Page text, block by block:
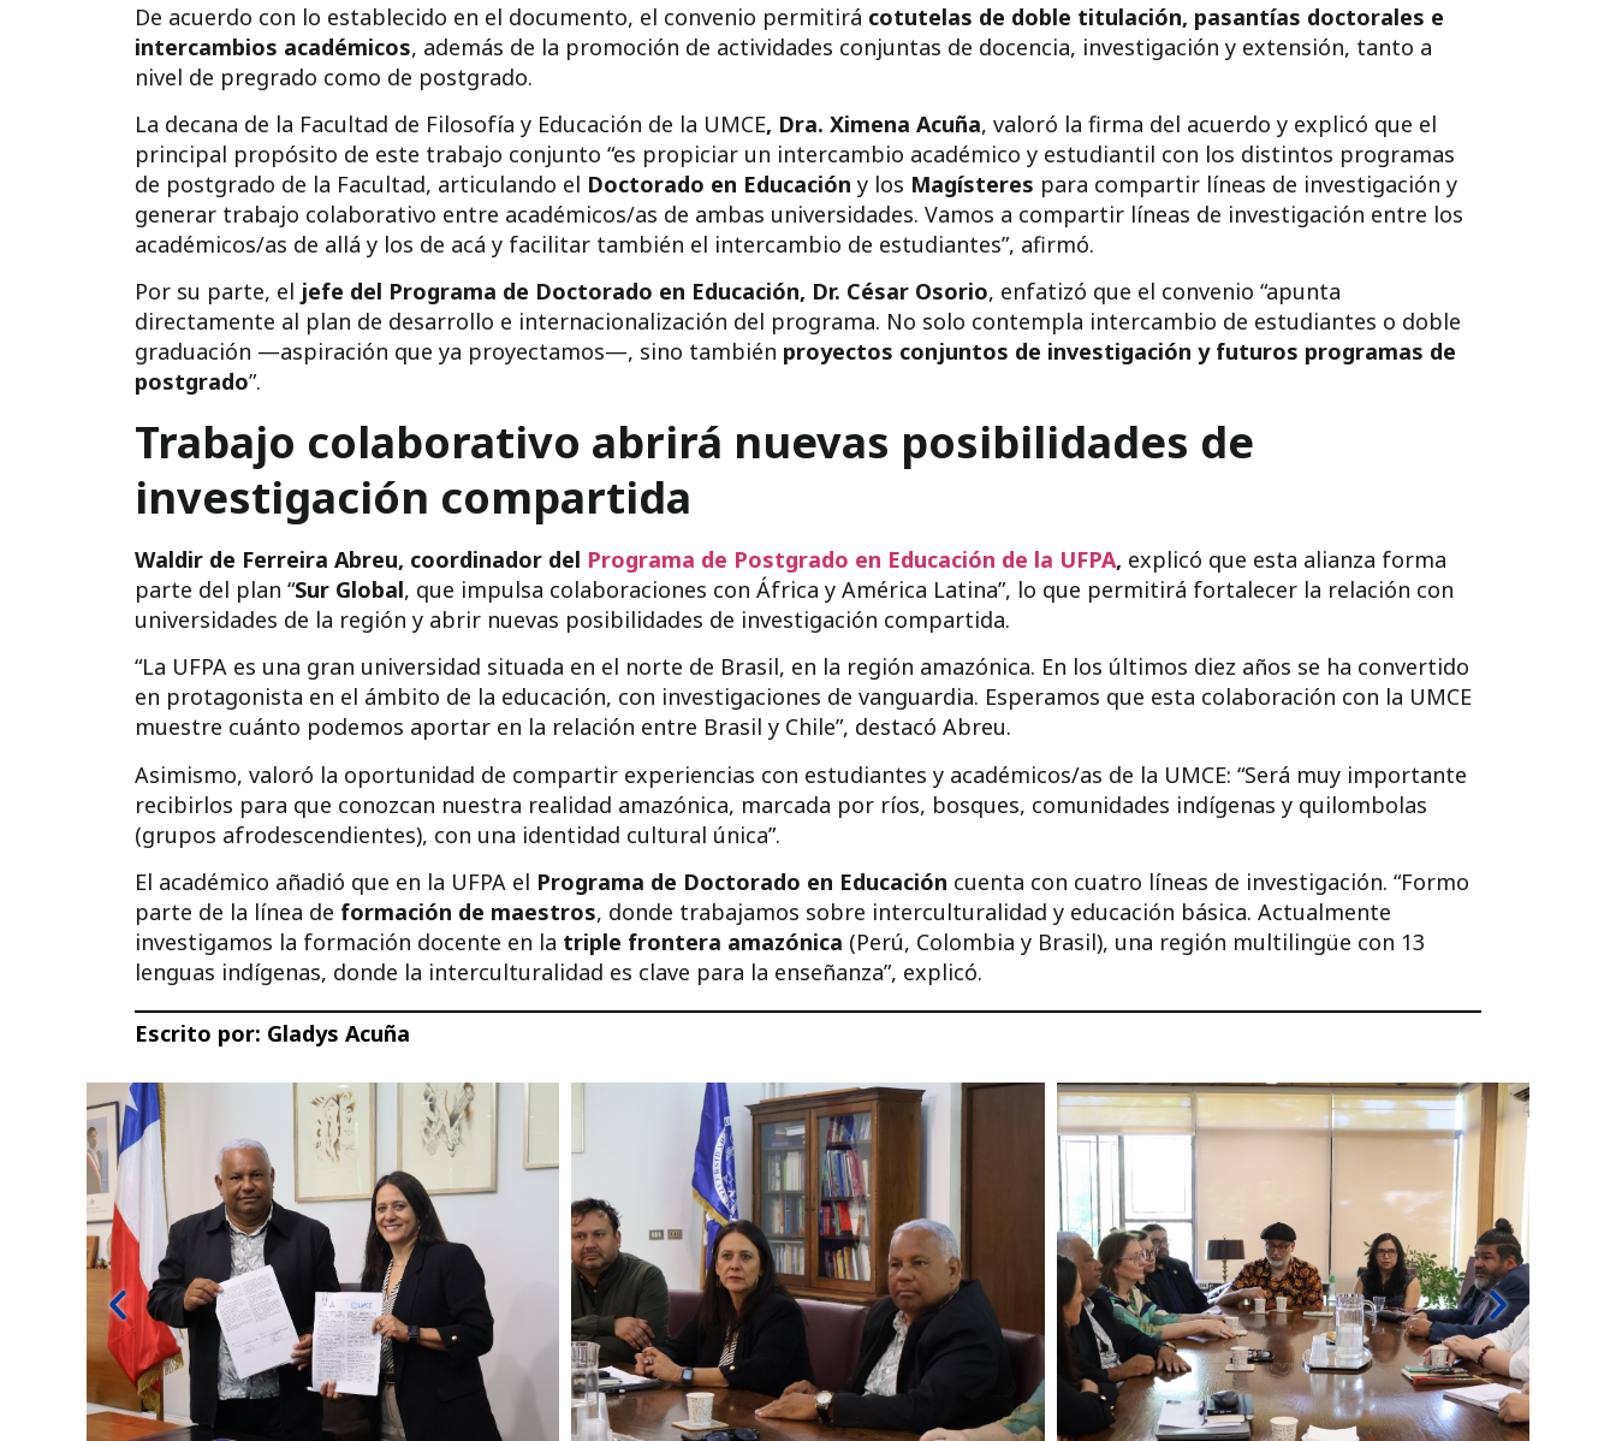
De acuerdo con lo establecido en el documento, el convenio permitirá cotutelas de doble titulación, pasantías doctorales e
intercambios académicos, además de la promoción de actividades conjuntas de docencia, investigación y extensión, tanto a
nivel de pregrado como de postgrado.
La decana de la Facultad de Filosofía y Educación de la UMCE, Dra. Ximena Acuña, valoró la firma del acuerdo y explicó que el
principal propósito de este trabajo conjunto “es propiciar un intercambio académico y estudiantil con los distintos programas
de postgrado de la Facultad, articulando el Doctorado en Educación y los Magísteres para compartir líneas de investigación y
generar trabajo colaborativo entre académicos/as de ambas universidades. Vamos a compartir líneas de investigación entre los
académicos/as de allá y los de acá y facilitar también el intercambio de estudiantes”, afirmó.
Por su parte, el jefe del Programa de Doctorado en Educación, Dr. César Osorio, enfatizó que el convenio “apunta
directamente al plan de desarrollo e internacionalización del programa. No solo contempla intercambio de estudiantes o doble
graduación —aspiración que ya proyectamos—, sino también proyectos conjuntos de investigación y futuros programas de
postgrado”.
Trabajo colaborativo abrirá nuevas posibilidades de
investigación compartida
Waldir de Ferreira Abreu, coordinador del Programa de Postgrado en Educación de la UFPA, explicó que esta alianza forma
parte del plan “Sur Global, que impulsa colaboraciones con África y América Latina”, lo que permitirá fortalecer la relación con
universidades de la región y abrir nuevas posibilidades de investigación compartida.
“La UFPA es una gran universidad situada en el norte de Brasil, en la región amazónica. En los últimos diez años se ha convertido
en protagonista en el ámbito de la educación, con investigaciones de vanguardia. Esperamos que esta colaboración con la UMCE
muestre cuánto podemos aportar en la relación entre Brasil y Chile”, destacó Abreu.
Asimismo, valoró la oportunidad de compartir experiencias con estudiantes y académicos/as de la UMCE: “Será muy importante
recibirlos para que conozcan nuestra realidad amazónica, marcada por ríos, bosques, comunidades indígenas y quilombolas
(grupos afrodescendientes), con una identidad cultural única”.
El académico añadió que en la UFPA el Programa de Doctorado en Educación cuenta con cuatro líneas de investigación. “Formo
parte de la línea de formación de maestros, donde trabajamos sobre interculturalidad y educación básica. Actualmente
investigamos la formación docente en la triple frontera amazónica (Perú, Colombia y Brasil), una región multilingüe con 13
lenguas indígenas, donde la interculturalidad es clave para la enseñanza”, explicó.
Escrito por: Gladys Acuña